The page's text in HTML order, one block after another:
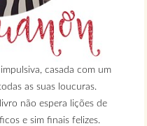
casada com um
as suas loucuras.
não espera lições de
e sim finais felizes.